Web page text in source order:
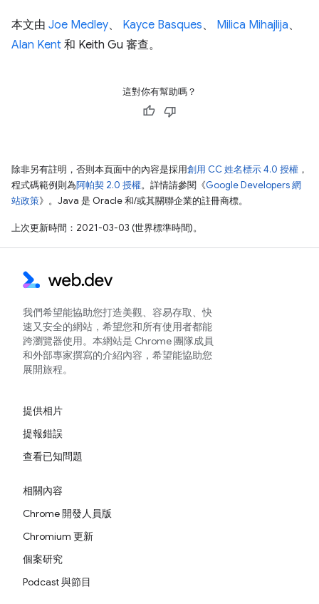
本文由 Joe Medley、 Kayce Basques、 Milica Mihajlija、
Alan Kent 和 Keith Gu 審查。
這對你有幫助嗎？
除非另有註明，否則本頁面中的內容是採用創用 CC 姓名標示 4.0 授權 ，
程式碼範例則為阿帕契 2.0 授權。詳情請參閱《Google Developers 網
站政策》。Java 是 Oracle 和/或其關聯企業的註冊商標。
上次更新時間：2021-03-03 (世界標準時間)。
我們希望能協助您打造美觀、容易存取、快
速又安全的網站，希望您和所有使用者都能
跨瀏覽器使用。本網站是 Chrome 團隊成員
和外部專家撰寫的介紹內容，希望能協助您
展開旅程。
提供相片
提報錯誤
查看已知問題
相關內容
Chrome 開發人員版
Chromium 更新
個案研究
Podcast 與節目